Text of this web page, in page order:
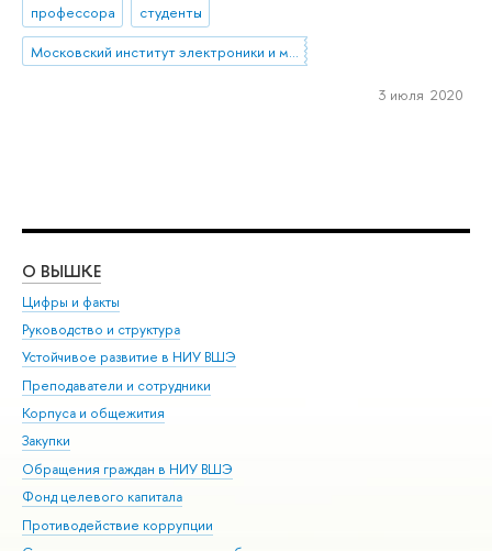
профессора
студенты
3 июля 2020
О ВЫШКЕ
Цифры и факты
Руководство и структура
Устойчивое развитие в НИУ ВШЭ
Преподаватели и сотрудники
Корпуса и общежития
Закупки
Обращения граждан в НИУ ВШЭ
Фонд целевого капитала
Противодействие коррупции